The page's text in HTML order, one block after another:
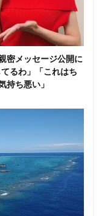
密メッセージ公開に
るわ」「これはち
持ち悪い」